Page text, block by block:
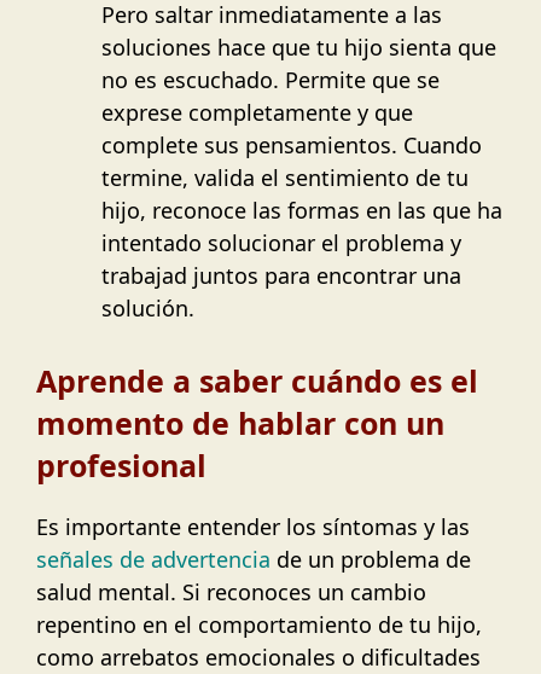
Pero saltar inmediatamente a las
soluciones hace que tu hijo sienta que
no es escuchado. Permite que se
exprese completamente y que
complete sus pensamientos. Cuando
termine, valida el sentimiento de tu
hijo, reconoce las formas en las que ha
intentado solucionar el problema y
trabajad juntos para encontrar una
solución.
Aprende a saber cuándo es el
momento de hablar con un
profesional
Es importante entender los síntomas y las
señales de advertencia de un problema de
salud mental. Si reconoces un cambio
repentino en el comportamiento de tu hijo,
como arrebatos emocionales o dificultades